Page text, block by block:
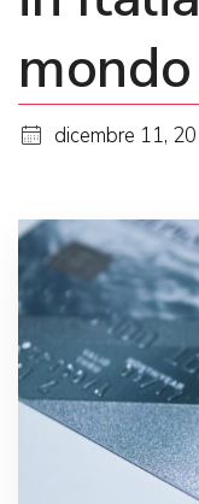
mondo
dicembre 11,